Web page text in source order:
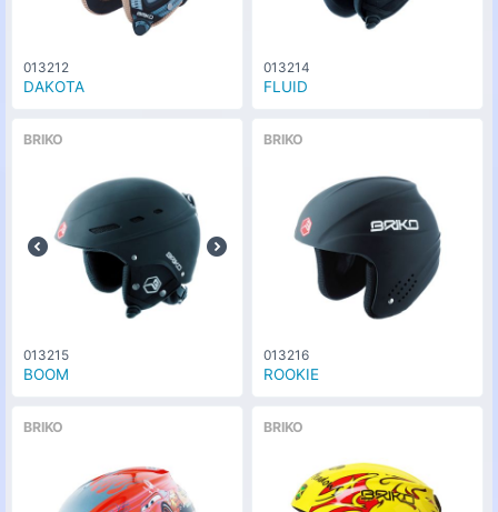
013212
DAKOTA
013214
FLUID
BRIKO
013215
BOOM
BRIKO
013216
ROOKIE
BRIKO BRIKO